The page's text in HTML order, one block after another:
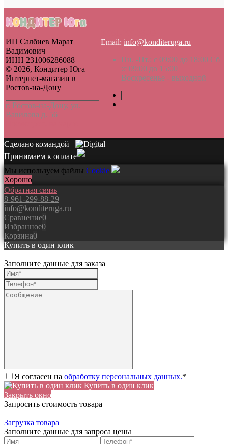
ИП Салбиев Марат
Вадимович
ИНН 231006286088
© 2026, Кондитер Юга
Интернет-магазин в
Ростов-на-Дону
г. Ростов-на-Дону, ул.
Вавилова д. 56
Email: info@konditeruga.ru
Пн. -Пт.: с 09:00 до 18:00 Сб
:с 09:00 до 15:00
Воскресенье - выходной
Сделано командой
Принимаем к оплате
Мы используем файлы Сookie
Хорошо
Обратная связь
8-961-299-88-29
info@konditeruga.ru
Сравнение0
Избранное0
Корзина0
Купить в один клик
Заполните данные для заказа
Я согласен на обработку персональных данных.*
Купить в один клик
Закрыть окно
Запросить стоимость товара
Загрузка товара
Заполните данные для запроса цены